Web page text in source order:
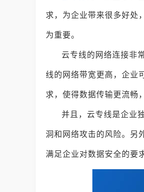
求，为企业带来很多好处
为重要。
云专线的网络连接非
线的网络带宽更高，企业
求，使得数据传输更流畅
并且，云专线是企业
洞和网络攻击的风险。另
满足企业对数据安全的要